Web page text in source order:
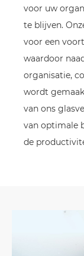
voor uw
te blijven.
voor een
waardoor
organisatie,
wordt
van ons
van optimale
de